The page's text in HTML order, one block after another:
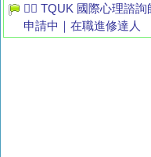
👩‍⚕️ TQUK 國際心理諮
申請中｜在職進修達人